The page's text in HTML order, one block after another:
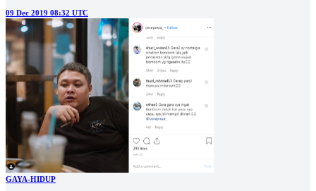
09 Dec 2019 08:32 UTC
GAYA-HIDUP